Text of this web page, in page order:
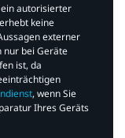
autorisierter
keine
externer
nur bei Geräte
ist, da
, wenn Sie
Ihres Geräts